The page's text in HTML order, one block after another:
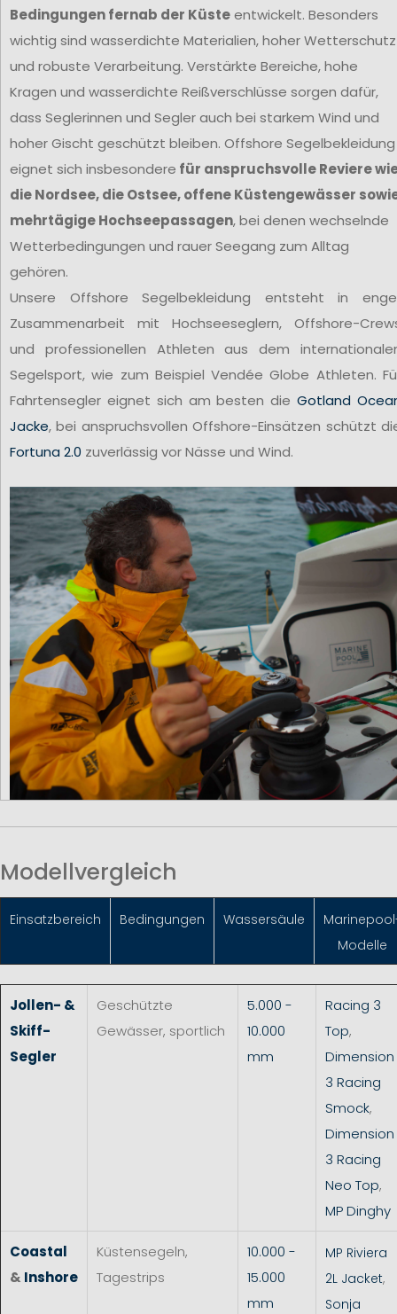
Bedingungen fernab der Küsteentwickelt. Besonders
wichtig sind wasserdichte Materialien, hoher Wetterschutz
und robuste Verarbeitung. Verstärkte Bereiche, hohe
Kragen und wasserdichte Reißverschlüsse sorgen dafür,
dass Seglerinnen und Segler auch bei starkem Wind und
hoher Gischt geschützt bleiben. Offshore Segelbekleidung
eignet sich insbesondere für anspruchsvolle Reviere
die Nordsee, die Ostsee, offene Küstengewässer
mehrtägige Hochseepassagen, bei denen wechselnde
Wetterbedingungen und rauer Seegang zum Alltag
gehören.
Unsere Offshore Segelbekleidung entsteht in
Zusammenarbeit mit Hochseeseglern, Offshore-
und professionellen Athleten aus dem
Segelsport, wie zum Beispiel Vendée Globe Athleten.
Fahrtensegler eignet sich am besten dieGotland
Jacke, bei anspruchsvollen Offshore-Einsätzen schützt
Fortuna 2.0 zuverlässig vor Nässe und Wind.
Modellvergleich
Einsatzbereich Bedingungen Wassersäule
Modelle
Jollen- &
Skiff-
Segler
Geschützte
Gewässer, sportlich
5.000 -
10.000
mm
Racing 3
Top,
Dimension
3 Racing
Smock,
Dimension
3 Racing
Neo Top,
MP Dinghy
Coastal
& Inshore
Küstensegeln,
Tagestrips
10.000 -
15.000
mm
MP Riviera
2L Jacket,
Sonja